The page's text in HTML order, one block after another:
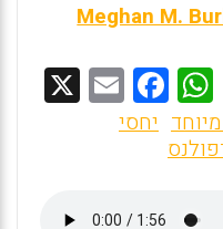
Meghan M.
W
h
at
F
a
E
m
יחסי